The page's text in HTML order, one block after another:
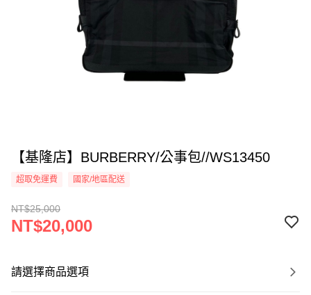
【基隆店】BURBERRY/公事包//WS13450
超取免運費 國家/地區配送
NT$25,000
NT$20,000
請選擇商品選項